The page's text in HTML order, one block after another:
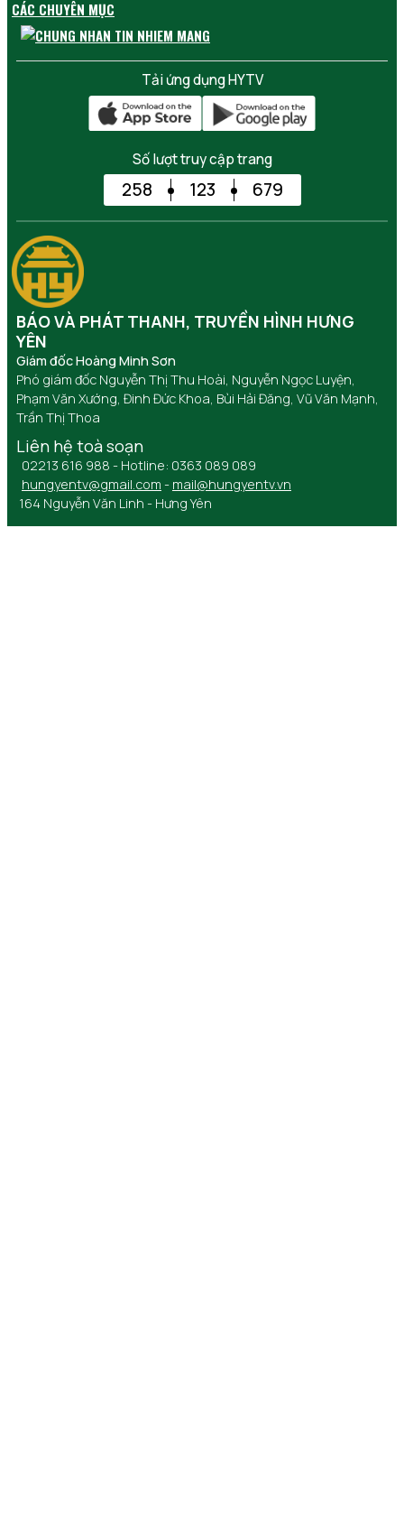
CÁC CHUYÊN MỤC
Tải ứng dụng HYTV
Số lượt truy cập trang
258 123 679
BÁO VÀ PHÁT THANH, TRUYỀN HÌNH HƯNG
YÊN
Giám đốc Hoàng Minh Sơn
Phó giám đốc Nguyễn Thị Thu Hoài, Nguyễn Ngọc Luyện,
Phạm Văn Xướng, Đinh Đức Khoa, Bùi Hải Đăng, Vũ Văn Mạnh,
Trần Thị Thoa
Liên hệ toà soạn
02213 616 988 - Hotline: 0363 089 089
hungyentv@gmail.com - mail@hungyentv.vn
164 Nguyễn Văn Linh - Hưng Yên